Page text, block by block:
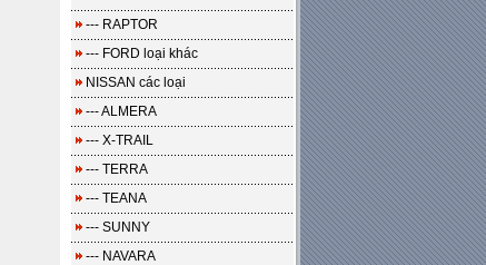
--- RAPTOR
--- FORD loại khác
NISSAN các loại
--- ALMERA
--- X-TRAIL
--- TERRA
--- TEANA
--- SUNNY
--- NAVARA